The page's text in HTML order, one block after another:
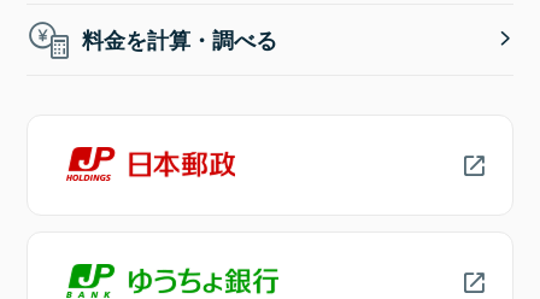
料金を計算・調べる